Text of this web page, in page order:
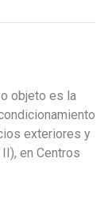
objeto es la
exteriores y
en Centros